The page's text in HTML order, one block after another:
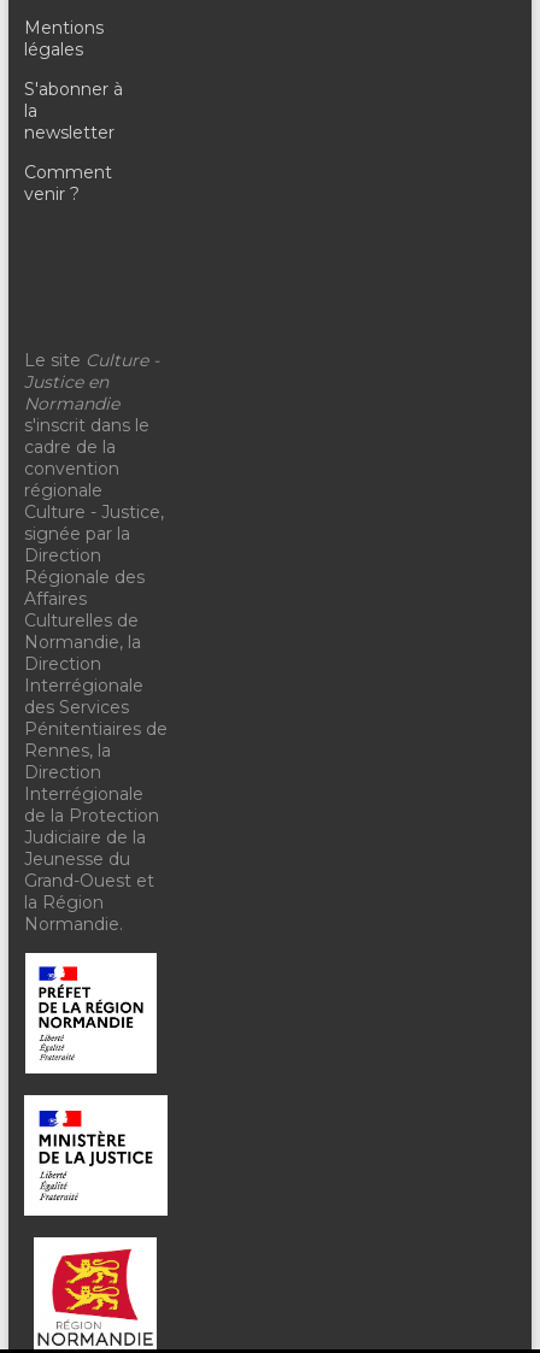
Mentions
légales
S'abonner à
la
newsletter
Comment
venir ?
Le site Culture -
Justice en
Normandie
s'inscrit dans le
cadre de la
convention
régionale
Culture - Justice,
signée par la
Direction
Régionale des
Affaires
Culturelles de
Normandie, la
Direction
Interrégionale
des Services
Pénitentiaires de
Rennes, la
Direction
Interrégionale
de la Protection
Judiciaire de la
Jeunesse du
Grand-Ouest et
la Région
Normandie.